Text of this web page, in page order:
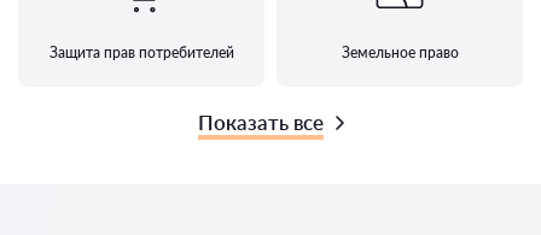
Защита прав потребителей Земельное право
Показать все